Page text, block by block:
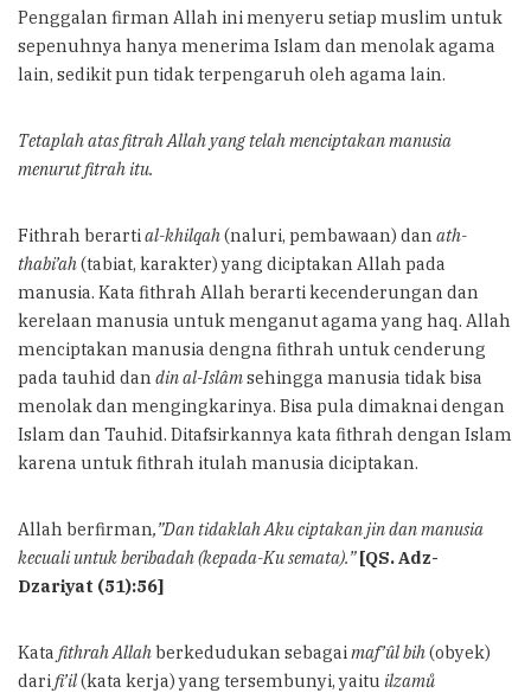
Penggalan firman Allah ini menyeru setiap muslim untuk
sepenuhnya hanya menerima Islam dan menolak agama
lain, sedikit pun tidak terpengaruh oleh agama lain.
Tetaplah atas fitrah Allah yang telah menciptakan manusia
menurut fitrah itu.
Fithrah berarti al-khilqah(naluri, pembawaan) dan ath-
thabi’ah(tabiat, karakter) yang diciptakan Allah pada
manusia. Kata fithrah Allah berarti kecenderungan dan
kerelaan manusia untuk menganut agama yang haq. Allah
menciptakan manusia dengna fithrah untuk cenderung
pada tauhid dan din al-Islâmsehingga manusia tidak bisa
menolak dan mengingkarinya. Bisa pula dimaknai dengan
Islam dan Tauhid. Ditafsirkannya kata fithrah dengan Islam
karena untuk fithrah itulah manusia diciptakan.
Allah berfirman,”Dan tidaklah Aku ciptakan jin dan manusia
kecuali untuk beribadah (kepada-Ku semata).” [QS. Adz-
Dzariyat (51):56]
Kata fithrah Allahberkedudukan sebagai maf’ûl bih(obyek)
dari fi’il(kata kerja) yang tersembunyi, yaitu ilzamů